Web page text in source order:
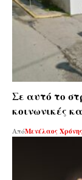
Σε αυτό το
κοινωνικές
ΑπόΜενέλαος Χρόνης